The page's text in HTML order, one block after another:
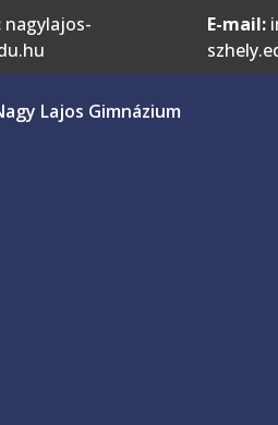
nagylajos-
E-mail:
Lajos Gimnázium